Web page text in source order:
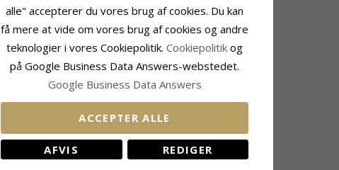
RELATEREDE PRODUKTER
alle" accepterer du vores brug af cookies. Du kan
få mere at vide om vores brug af cookies og andre
teknologier i vores Cookiepolitik. Cookiepolitik og
på Google Business Data Answers-webstedet.
Google Business Data Answers
ACCEPTER ALLE
AFVIS REDIGER